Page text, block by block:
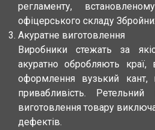
регламенту,
офіцерського складу
Акуратне виготовлення
Виробники стежать за
акуратно обробляють краї,
оформлення вузький кант,
привабливість.
виготовлення товару
дефектів.